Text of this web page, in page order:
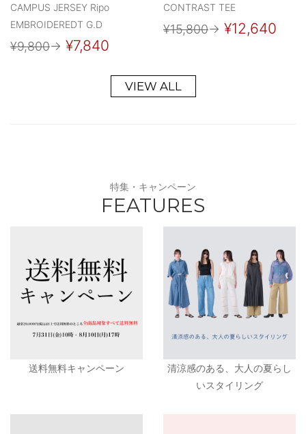
CAMPUS JERSEY Ripo
EMBROIDEREDT G.D
¥9,800→ ¥7,840
CONTRAST TEE
¥15,800→ ¥12,640
VIEW ALL
特集・キャンペーン
FEATURES
送料無料キャンペーン
清涼感のある、大人の夏らし
いスタイリング